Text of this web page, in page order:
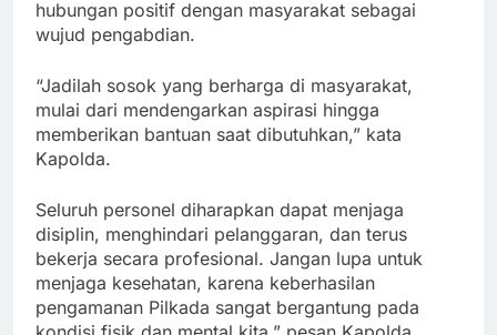
hubungan positif dengan masyarakat sebagai
wujud pengabdian.
“Jadilah sosok yang berharga di masyarakat,
mulai dari mendengarkan aspirasi hingga
memberikan bantuan saat dibutuhkan,” kata
Kapolda.
Seluruh personel diharapkan dapat menjaga
disiplin, menghindari pelanggaran, dan terus
bekerja secara profesional. Jangan lupa untuk
menjaga kesehatan, karena keberhasilan
pengamanan Pilkada sangat bergantung pada